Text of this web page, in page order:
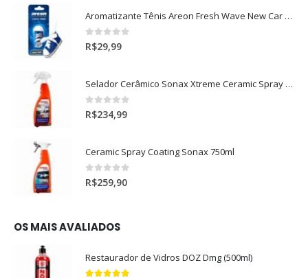
Aromatizante Tênis Areon Fresh Wave New Car / Carro Novo
0out of 5
R$29,99
Selador Cerâmico Sonax Xtreme Ceramic Spray + Seal (750ml)
0out of 5
R$234,99
Ceramic Spray Coating Sonax 750ml
0 out of 5
R$259,90
OS MAIS AVALIADOS
Restaurador de Vidros DOZ Dmg (500ml)